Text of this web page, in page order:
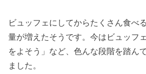
ビュッフェにしてからたくさん食べ
量が増えたそうです。今はビュッフ
をよそう」など、色んな段階を踏ん
ました。